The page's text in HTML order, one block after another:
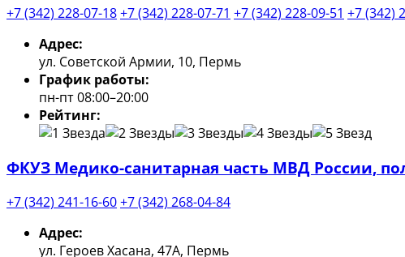
+7 (342) 228-07-18+7 (342) 228-07-71 +7 (342) 228-09-51 +7 (342)
Адрес:
ул. Советской Армии, 10, Пермь
График работы:
пн-пт 08:00–20:00
Рейтинг:
ФКУЗ Медико-санитарная часть МВД России,
+7 (342) 241-16-60+7 (342) 268-04-84
Адрес:
ул. Героев Хасана, 47А, Пермь